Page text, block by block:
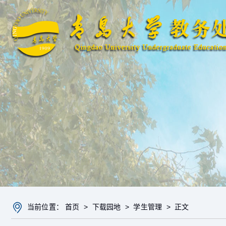
当前位置：首页 > 下载园地 >学生管理 > 正文